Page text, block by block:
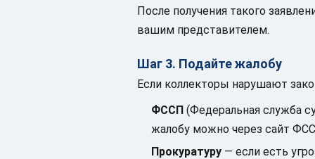
После получения такого
вашим представителем.
Шаг 3. Подайте жалобу
Если коллекторы нарушают
ФССП (Федеральная служба
жалобу можно через сайт
Прокуратуру — если есть